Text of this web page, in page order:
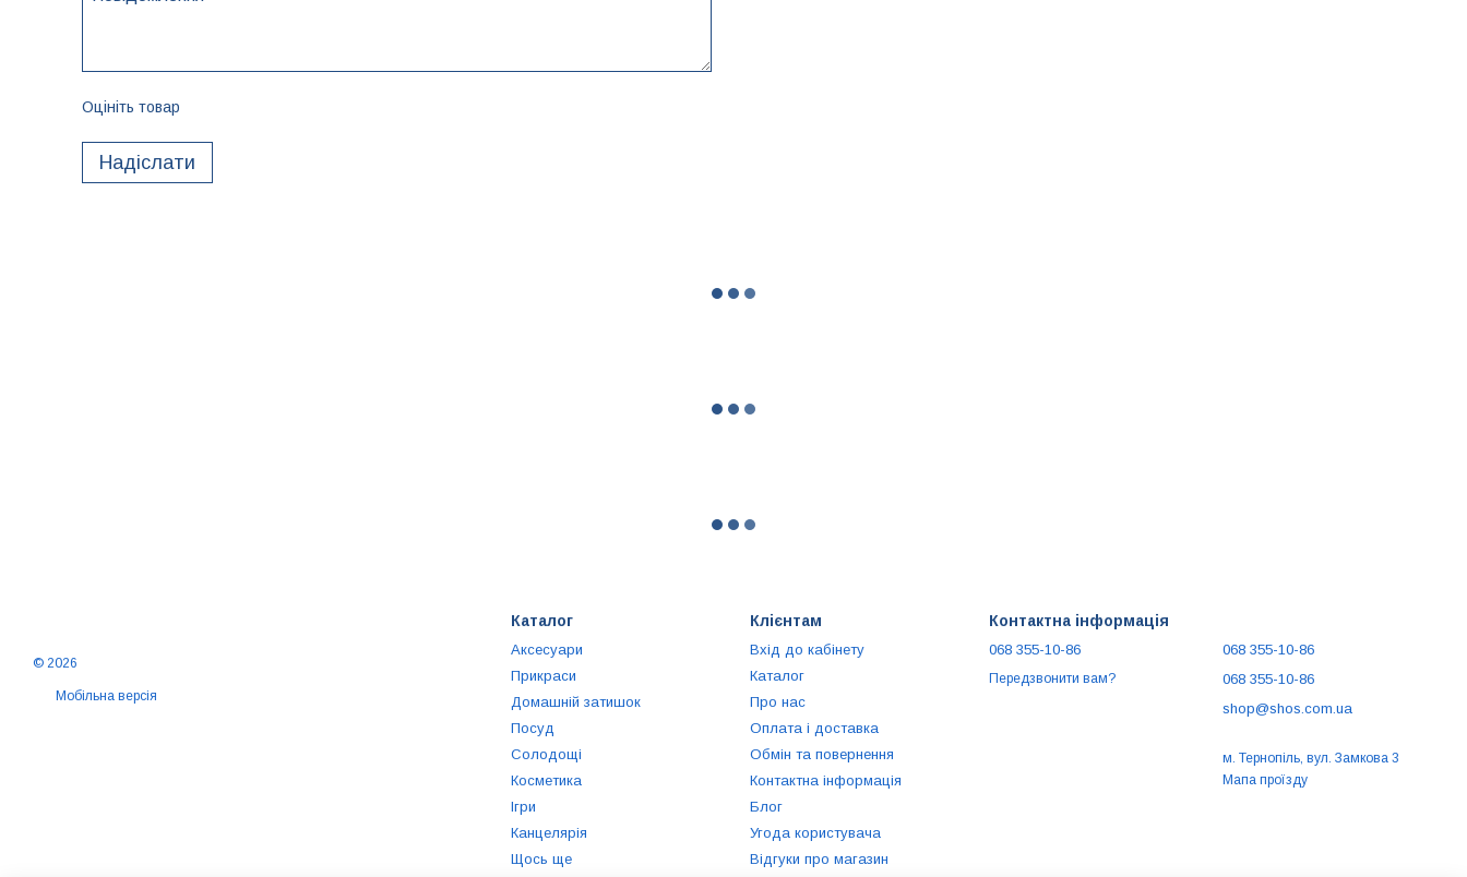
Оцініть товар
Надіслати
© 2026
Мобільна версія
Каталог
Аксесуари
Прикраси
Домашній затишок
Посуд
Солодощі
Косметика
Ігри
Канцелярія
Щось ще
Клієнтам
Вхід до кабінету
Каталог
Про нас
Оплата і доставка
Обмін та повернення
Контактна інформація
Блог
Угода користувача
Відгуки про магазин
Контактна інформація
068 355-10-86
Передзвонити вам?
068 355-10-86
068 355-10-86
shop@shos.com.ua
м. Тернопіль, вул. Замкова 3
Мапа проїзду